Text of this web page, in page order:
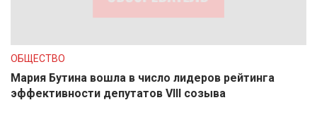
ОБЩЕСТВО
Мария Бутина вошла в число лидеров рейтинга
эффективности депутатов VIII созыва